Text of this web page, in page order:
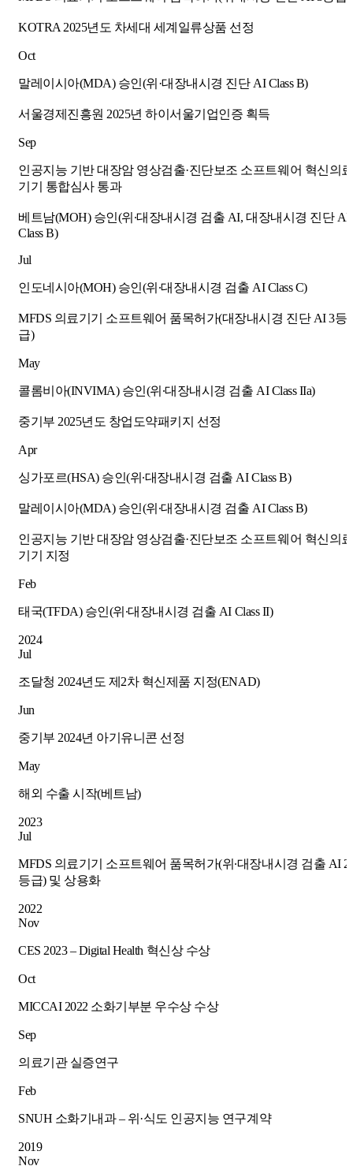
KOTRA 2025년도 차세대 세계일류상품 선정
Oct
말레이시아(MDA) 승인(위·대장내시경 진단 AI Class B)
서울경제진흥원 2025년 하이서울기업인증 획득
Sep
인공지능 기반 대장암 영상검출·진단보조 소프트웨어 혁신의료
기기 통합심사 통과
베트남(MOH) 승인(위∙대장내시경 검출 AI, 대장내시경 진단 AI
Class B)
Jul
인도네시아(MOH) 승인(위∙대장내시경 검출 AI Class C)
MFDS 의료기기 소프트웨어 품목허가(대장내시경 진단 AI 3등
급)
May
콜롬비아(INVIMA) 승인(위∙대장내시경 검출 AI Class IIa)
중기부 2025년도 창업도약패키지 선정
Apr
싱가포르(HSA) 승인(위∙대장내시경 검출 AI Class B)
말레이시아(MDA) 승인(위∙대장내시경 검출 AI Class B)
인공지능 기반 대장암 영상검출·진단보조 소프트웨어 혁신의료
기기 지정
Feb
태국(TFDA) 승인(위∙대장내시경 검출 AI Class II)
2024
Jul
조달청 2024년도 제2차 혁신제품 지정(ENAD)
Jun
중기부 2024년 아기유니콘 선정
May
해외 수출 시작(베트남)
2023
Jul
MFDS 의료기기 소프트웨어 품목허가(위∙대장내시경 검출 AI 2
등급) 및 상용화
2022
Nov
CES 2023 – Digital Health 혁신상 수상
Oct
MICCAI 2022 소화기부분 우수상 수상
Sep
의료기관 실증연구
Feb
SNUH 소화기내과 – 위·식도 인공지능 연구계약
2019
Nov